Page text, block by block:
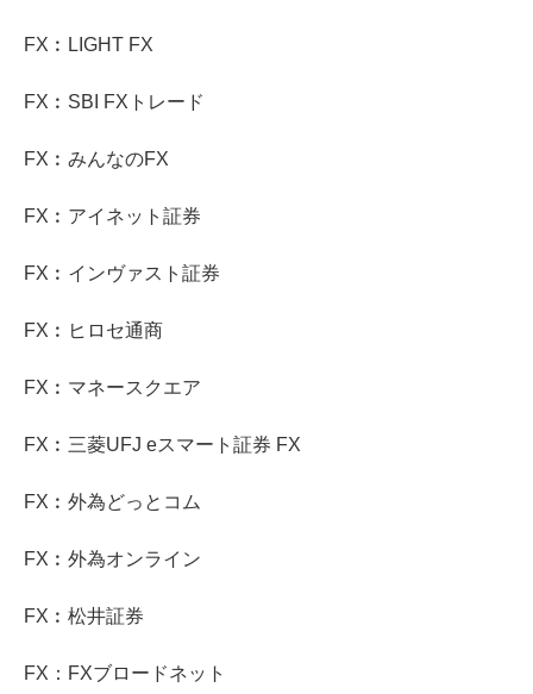
FX︰LIGHT FX
FX︰SBI FXトレード
FX︰みんなのFX
FX︰アイネット証券
FX︰インヴァスト証券
FX︰ヒロセ通商
FX︰マネースクエア
FX︰三菱UFJ eスマート証券 FX
FX︰外為どっとコム
FX︰外為オンライン
FX︰松井証券
FX：FXブロードネット